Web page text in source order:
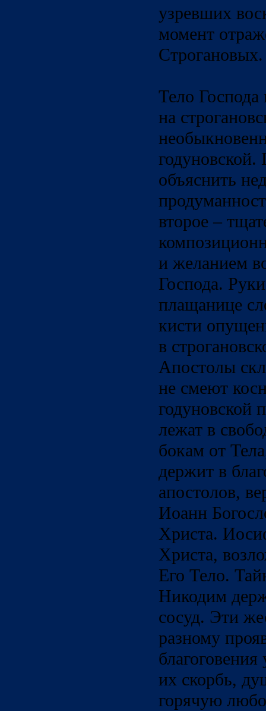
узревших
момент
Строгановых.
Тело
на
объяснить
второе –
и желанием
Господа.
плащанице
кисти
в
Апостолы
не смеют
годуновской
лежат в
бокам от
держит в
апостолов,
Иоанн
Христа.
Христа,
Его Тело.
Никодим
сосуд. Эти
разному
их скорбь,
горячую